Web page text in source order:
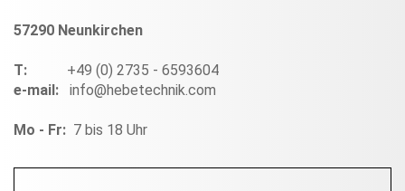
57290 Neunkirchen
T: +49 (0) 2735 - 6593604
e-mail: info@hebetechnik.com
Mo - Fr: 7 bis 18 Uhr